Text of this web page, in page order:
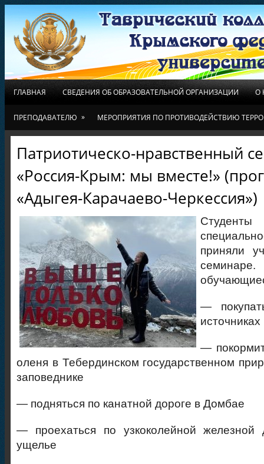
ГЛАВНАЯ СВЕДЕНИЯ ОБ ОБРАЗОВАТЕЛЬНОЙ ОРГАНИЗАЦИИ О
ПРЕПОДАВАТЕЛЮ » МЕРОПРИЯТИЯ ПО ПРОТИВОДЕЙСТВИЮ
Патриотическо-нравственный
«Россия-Крым: мы вместе!»
«Адыгея-Карачаево-Черкессия»)
приняли
—
источниках
—
оленя в Тебердинском государственном
заповеднике
— подняться по канатной дороге в Домбае
— проехаться по узкоколейной железной
ущелье